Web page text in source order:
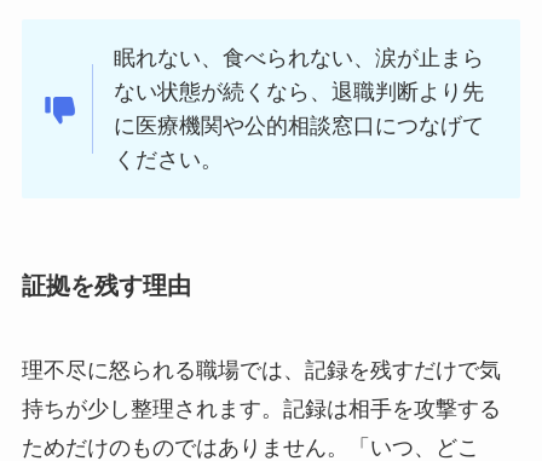
眠れない、食べられない、涙が止まら
ない状態が続くなら、退職判断より先
に医療機関や公的相談窓口につなげて
ください。
証拠を残す理由
理不尽に怒られる職場では、記録を残すだけで気
持ちが少し整理されます。記録は相手を攻撃する
ためだけのものではありません。「いつ、どこ